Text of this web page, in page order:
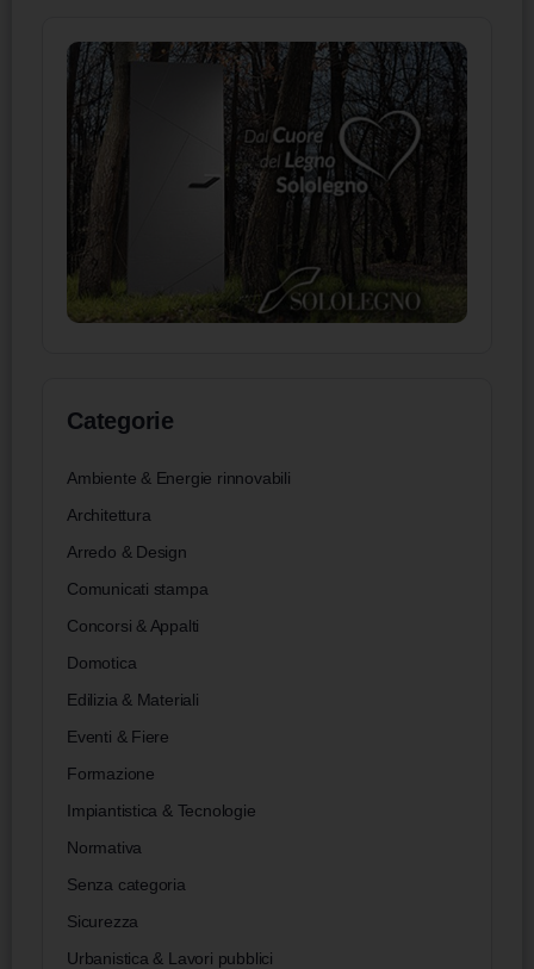
Categorie
Ambiente & Energie rinnovabili
Architettura
Arredo & Design
Comunicati stampa
Concorsi & Appalti
Domotica
Edilizia & Materiali
Eventi & Fiere
Formazione
Impiantistica & Tecnologie
Normativa
Senza categoria
Sicurezza
Urbanistica & Lavori pubblici